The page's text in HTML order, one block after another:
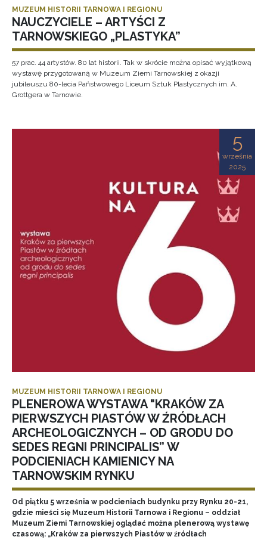
MUZEUM HISTORII TARNOWA I REGIONU
NAUCZYCIELE – ARTYŚCI Z
TARNOWSKIEGO „PLASTYKA”
57 prac. 44 artystów. 80 lat historii. Tak w skrócie można opisać wyjątkową
wystawę przygotowaną w Muzeum Ziemi Tarnowskiej z okazji
jubileuszu 80-lecia Państwowego Liceum Sztuk Plastycznych im. A.
Grottgera w Tarnowie.
5
września
2025
MUZEUM HISTORII TARNOWA I REGIONU
PLENEROWA WYSTAWA "KRAKÓW ZA
PIERWSZYCH PIASTÓW W ŹRÓDŁACH
ARCHEOLOGICZNYCH – OD GRODU DO
SEDES REGNI PRINCIPALIS” W
PODCIENIACH KAMIENICY NA
TARNOWSKIM RYNKU
Od piątku 5 września w podcieniach budynku przy Rynku 20-21,
gdzie mieści się Muzeum Historii Tarnowa i Regionu – oddział
Muzeum Ziemi Tarnowskiej oglądać można plenerową wystawę
czasową: „Kraków za pierwszych Piastów w źródłach